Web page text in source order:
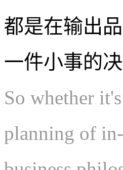
都是在输出
一件小事的决
So whether
planning of